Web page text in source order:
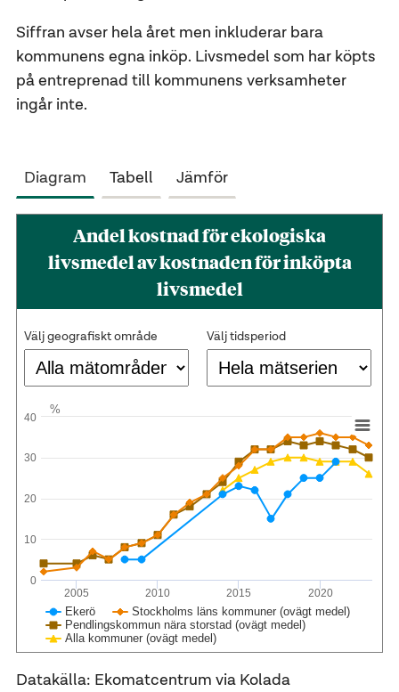
Siffran avser hela året men inkluderar bara
kommunens egna inköp. Livsmedel som har köpts
på entreprenad till kommunens verksamheter
ingår inte.
Diagram Tabell Jämför
Andel kostnad för ekologiska
livsmedel av kostnaden för inköpta
livsmedel
Välj geografiskt område Välj tidsperiod
%
Ekerö
Stockholms läns kommuner (ovägt medel)
Pendlingskommun nära storstad (ovägt medel)
Alla kommuner (ovägt medel)
2005 2010 2015 2020
0
10
20
30
40
Datakälla: Ekomatcentrum via Kolada